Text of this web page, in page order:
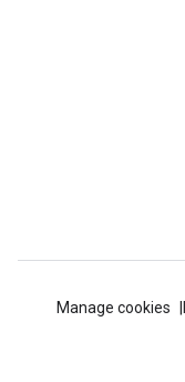
Manage cookies